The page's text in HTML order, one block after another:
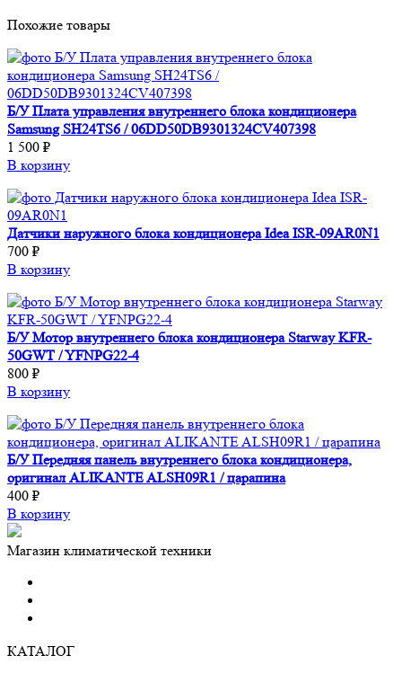
Похожие товары
Б/У Плата управления внутреннего блока кондиционера
Samsung SH24TS6 / 06DD50DB9301324CV407398
1 500 ₽
В корзину
Датчики наружного блока кондиционера Idea ISR-09AR0N1
700 ₽
В корзину
Б/У Мотор внутреннего блока кондиционера Starway KFR-
50GWT / YFNPG22-4
800 ₽
В корзину
Б/У Передняя панель внутреннего блока кондиционера,
оригинал ALIKANTE ALSH09R1 / царапина
400 ₽
В корзину
Магазин климатической техники
КАТАЛОГ